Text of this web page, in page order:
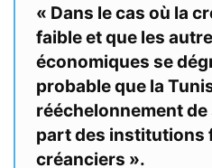
« Dans le cas où la
faible et que les
économiques se
probable que la
rééchelonnement de
part des institutions
créanciers ».